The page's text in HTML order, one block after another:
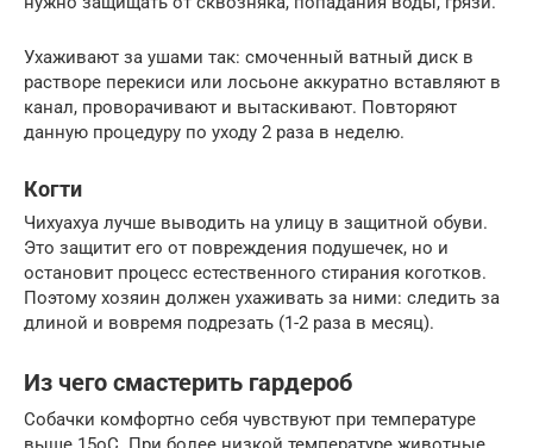
Ухаживают за ушами так: смоченный ватный диск в
растворе перекиси или лосьоне аккуратно вставляют в
канал, проворачивают и вытаскивают. Повторяют
данную процедуру по уходу 2 раза в неделю.
Когти
Чихуахуа лучше выводить на улицу в защитной обуви.
Это защитит его от повреждения подушечек, но и
остановит процесс естественного стирания коготков.
Поэтому хозяин должен ухаживать за ними: следить за
длиной и вовремя подрезать (1-2 раза в месяц).
Из чего смастерить гардероб
Собачки комфортно себя чувствуют при температуре